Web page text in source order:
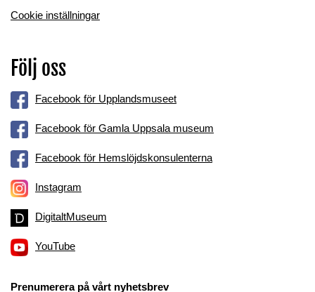
Cookie inställningar
Följ oss
Facebook för Upplandsmuseet
Facebook för Gamla Uppsala museum
Facebook för Hemslöjdskonsulenterna
Instagram
DigitaltMuseum
YouTube
Prenumerera på vårt nyhetsbrev